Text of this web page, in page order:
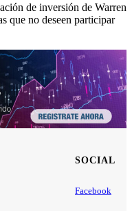
de inversión de Warren
que no deseen participar
SOCIAL
Facebook